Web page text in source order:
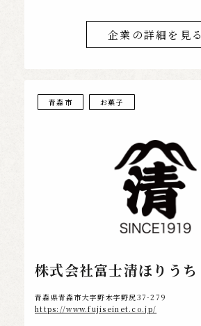
企業の詳細を見る
青森市 お菓子
株式会社富士清ほりうち
青森県青森市大字野木字野尻37-279
https://www.fujiseinet.co.jp/